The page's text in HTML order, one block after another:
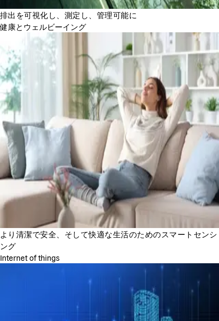
排出を可視化し、測定し、管理可能に
健康とウェルビーイング
より清潔で安全、そして快適な生活のためのスマートセンシ
ング
Internet of things